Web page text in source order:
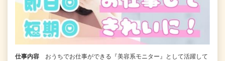
仕事内容
おうちでお仕事ができる『美容系モニター』として活躍して